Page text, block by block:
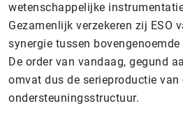
wetenschappelijke
Gezamenlijk verzekeren zij ESO
synergie tussen
De order van vandaag, gegund
omvat dus de serieproductie van
ondersteuningsstructuur.